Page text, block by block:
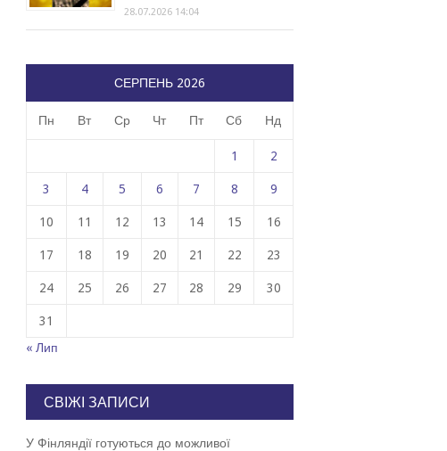
28.07.2026 14:04
СЕРПЕНЬ 2026
Пн Вт Ср Чт Пт Сб Нд
1 2
3 4 5 6 7 8 9
10 11 12 13 14 15 16
17 18 19 20 21 22 23
24 25 26 27 28 29 30
31
« Лип
СВІЖІ ЗАПИСИ
У Фінляндії готуються до можливої